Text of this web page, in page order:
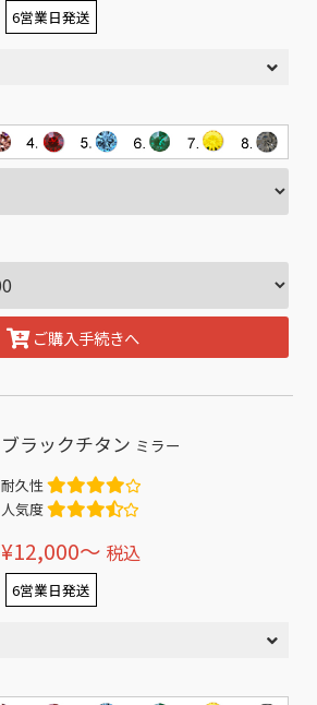
6営業日発送
ご購入手続きへ
ブラックチタン ミラー
耐久性
人気度
¥12,000〜 税込
6営業日発送